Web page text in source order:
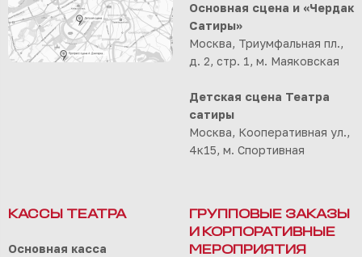
Основная сцена и «Чердак
Сатиры»
Москва, Триумфальная пл.,
д. 2, стр. 1, м. Маяковская
Детская сцена Театра
сатиры
Москва, Кооперативная ул.,
4к15, м. Спортивная
КАССЫ ТЕАТРА
Основная касса
ГРУППОВЫЕ ЗАКАЗЫ
И КОРПОРАТИВНЫЕ
МЕРОПРИЯТИЯ